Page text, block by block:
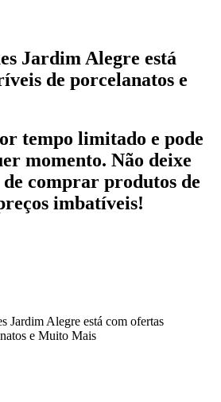
Jardim Alegre está
de porcelanatos e
tempo limitado e pode
momento. Não deixe
de comprar produtos de
imbatíveis!